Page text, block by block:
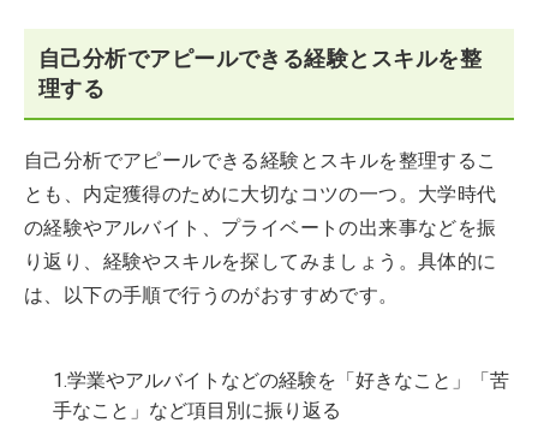
自己分析でアピールできる経験とスキルを整
理する
自己分析でアピールできる経験とスキルを整理するこ
とも、内定獲得のために大切なコツの一つ。大学時代
の経験やアルバイト、プライベートの出来事などを振
り返り、経験やスキルを探してみましょう。具体的に
は、以下の手順で行うのがおすすめです。
1.学業やアルバイトなどの経験を「好きなこと」「苦
手なこと」など項目別に振り返る